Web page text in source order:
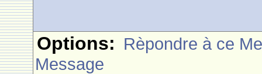
Options: Rèpondre à ce
Message